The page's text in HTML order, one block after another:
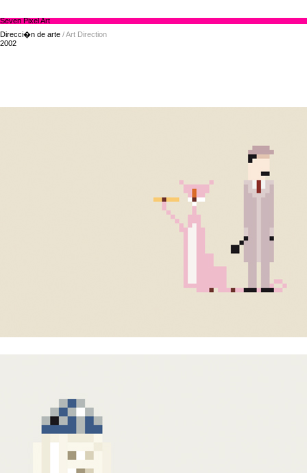
Seven Pixel Art
Direcci�n de arte / Art Direction
2002